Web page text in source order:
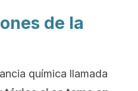
de la
química llamada